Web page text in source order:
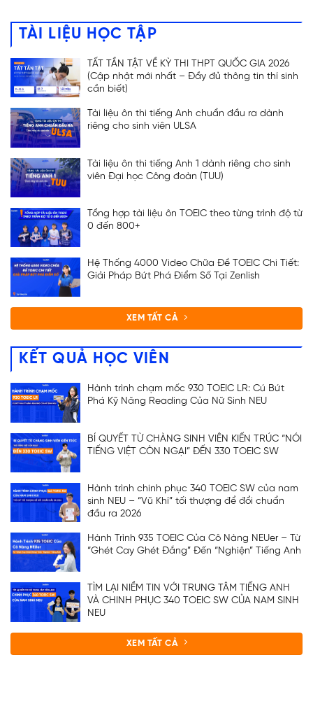
TÀI LIỆU HỌC TẬP
TẤT TẦN TẬT VỀ KỲ THI THPT QUỐC GIA 2026
(Cập nhật mới nhất – Đầy đủ thông tin thí sinh
cần biết)
Tài liệu ôn thi tiếng Anh chuẩn đầu ra dành
riêng cho sinh viên ULSA
Tài liệu ôn thi tiếng Anh 1 dành riêng cho sinh
viên Đại học Công đoàn (TUU)
Tổng hợp tài liệu ôn TOEIC theo từng trình độ từ
0 đến 800+
Hệ Thống 4000 Video Chữa Đề TOEIC Chi Tiết:
Giải Pháp Bứt Phá Điểm Số Tại Zenlish
XEM TẤT CẢ
KẾT QUẢ HỌC VIÊN
Hành trình chạm mốc 930 TOEIC LR: Cú Bứt
Phá Kỹ Năng Reading Của Nữ Sinh NEU
BÍ QUYẾT TỪ CHÀNG SINH VIÊN KIẾN TRÚC “NÓI
TIẾNG VIỆT CÒN NGẠI” ĐẾN 330 TOEIC SW
Hành trình chinh phục 340 TOEIC SW của nam
sinh NEU – “Vũ Khí” tối thượng để đổi chuẩn
đầu ra 2026
Hành Trình 935 TOEIC Của Cô Nàng NEUer – Từ
“Ghét Cay Ghét Đắng” Đến “Nghiện” Tiếng Anh
TÌM LẠI NIỀM TIN VỚI TRUNG TÂM TIẾNG ANH
VÀ CHINH PHỤC 340 TOEIC SW CỦA NAM SINH
NEU
XEM TẤT CẢ